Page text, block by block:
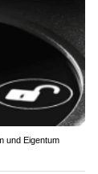
und Eigentum